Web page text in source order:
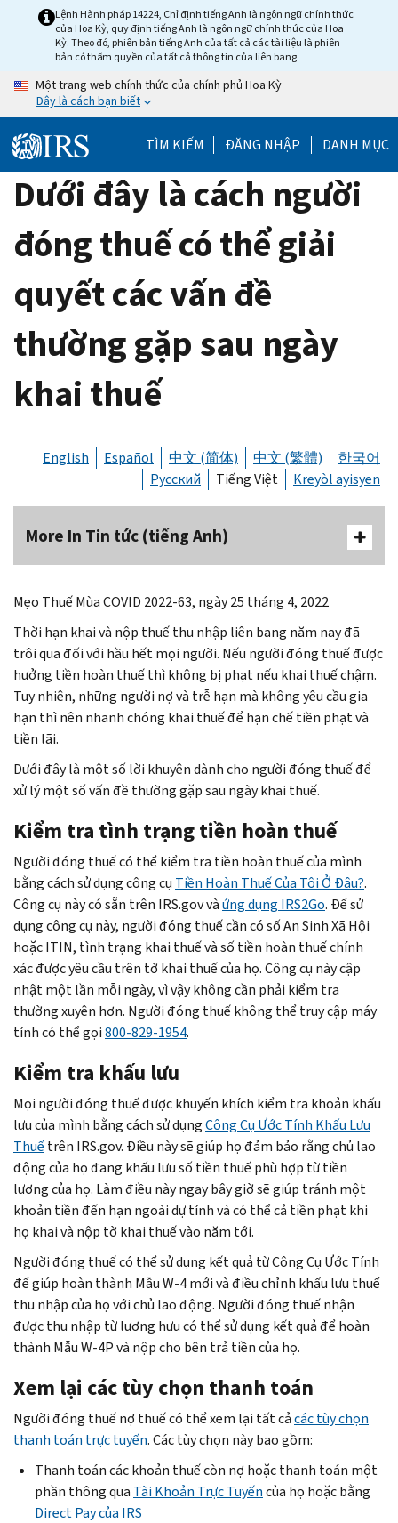
Lệnh Hành pháp 14224, Chỉ định tiếng Anh là ngôn ngữ chính thức
của Hoa Kỳ, quy định tiếng Anh là ngôn ngữ chính thức của Hoa
Kỳ. Theo đó, phiên bản tiếng Anh của tất cả các tài liệu là phiên
bản có thẩm quyền của tất cả thông tin của liên bang.
Một trang web chính thức của chính phủ Hoa Kỳ
Đây là cách bạn biết
TÌM KIẾM ĐĂNG NHẬP DANH MỤC
Dưới đây là cách người
đóng thuế có thể giải
quyết các vấn đề
thường gặp sau ngày
khai thuế
English Español 中文 (简体) 中文 (繁體)
한국어
Русский
Tiếng Việt Kreyòl ayisyen
More In Tin tức (tiếng Anh)
Mẹo Thuế Mùa COVID 2022-63, ngày 25 tháng 4, 2022
Thời hạn khai và nộp thuế thu nhập liên bang năm nay đã
trôi qua đối với hầu hết mọi người. Nếu người đóng thuế được
hưởng tiền hoàn thuế thì không bị phạt nếu khai thuế chậm.
Tuy nhiên, những người nợ và trễ hạn mà không yêu cầu gia
hạn thì nên nhanh chóng khai thuế để hạn chế tiền phạt và
tiền lãi.
Dưới đây là một số lời khuyên dành cho người đóng thuế để
xử lý một số vấn đề thường gặp sau ngày khai thuế.
Kiểm tra tình trạng tiền hoàn thuế
Người đóng thuế có thể kiểm tra tiền hoàn thuế của mình
bằng cách sử dụng công cụ Tiền Hoàn Thuế Của Tôi Ở Đâu?.
Công cụ này có sẵn trên IRS.gov vàứng dụng IRS2Go. Để sử
dụng công cụ này, người đóng thuế cần có số An Sinh Xã Hội
hoặc ITIN, tình trạng khai thuế và số tiền hoàn thuế chính
xác được yêu cầu trên tờ khai thuế của họ. Công cụ này cập
nhật một lần mỗi ngày, vì vậy không cần phải kiểm tra
thường xuyên hơn. Người đóng thuế không thể truy cập máy
tính có thể gọi800-829-1954.
Kiểm tra khấu lưu
Mọi người đóng thuế được khuyến khích kiểm tra khoản khấu
lưu của mình bằng cách sử dụngCông Cụ Ước Tính Khấu Lưu
Thuếtrên IRS.gov. Điều này sẽ giúp họ đảm bảo rằng chủ lao
động của họ đang khấu lưu số tiền thuế phù hợp từ tiền
lương của họ. Làm điều này ngay bây giờ sẽ giúp tránh một
khoản tiền đến hạn ngoài dự tính và có thể cả tiền phạt khi
họ khai và nộp tờ khai thuế vào năm tới.
Người đóng thuế có thể sử dụng kết quả từ Công Cụ Ước Tính
để giúp hoàn thành Mẫu W-4 mới và điều chỉnh khấu lưu thuế
thu nhập của họ với chủ lao động. Người đóng thuế nhận
được thu nhập từ lương hưu có thể sử dụng kết quả để hoàn
thành Mẫu W-4P và nộp cho bên trả tiền của họ.
Xem lại các tùy chọn thanh toán
Người đóng thuế nợ thuế có thể xem lại tất cảcác tùy chọn
thanh toán trực tuyến. Các tùy chọn này bao gồm:
Thanh toán các khoản thuế còn nợ hoặc thanh toán một
phần thông qua Tài Khoản Trực Tuyếncủa họ hoặc bằng
Direct Paycủa IRS